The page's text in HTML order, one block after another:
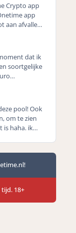
Crypto app
app
aan afvallen
soortgelijke
Werd een
pool! Ook
om te zien
haha. ik
18+